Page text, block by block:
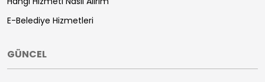
E-Belediye Hizmetleri
GÜNCEL